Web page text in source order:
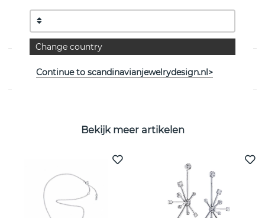
Little Angel is een sterling zilveren hanger/ketting van
het Zweedse Efva Attling
EIGENSCHAPPEN
Bekijk meer artikelen
Change country
Continue to scandinavianjewelrydesign.nl>